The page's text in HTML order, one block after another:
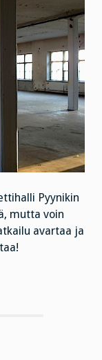
Pyynikin
mutta voin
avartaa ja